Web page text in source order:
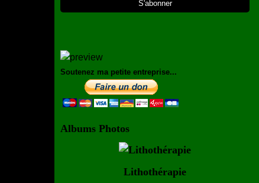
Soutenez ma petite entreprise...
Albums Photos
Lithothérapie